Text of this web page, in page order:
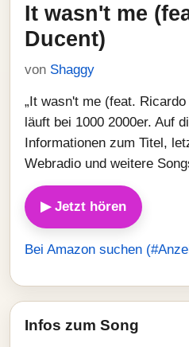
It wasn't me
Ducent)
von Shaggy
„It wasn't me (feat.
läuft bei 1000 2000er. Auf
Informationen zum Titel,
Webradio und weitere
▶ Jetzt hören
Bei Amazon suchen
Infos zum Song